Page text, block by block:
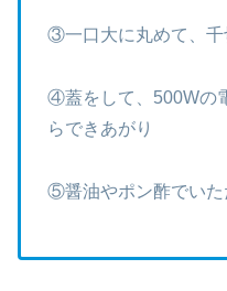
③一口大に丸めて、千
④蓋をして、500Wの
らできあがり
⑤醤油やポン酢でいた